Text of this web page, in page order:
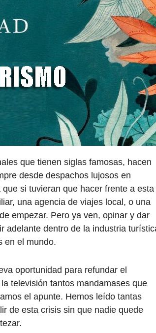
que tienen siglas famosas, hacen
desde despachos lujosos en
si tuvieran que hacer frente a esta
una agencia de viajes local, o una
empezar. Pero ya ven, opinar y dar
adelante dentro de la industria
en el mundo.
oportunidad para refundar el
televisión tantos mandamases que
el apunte. Hemos leído tantas
de esta crisis sin que nadie quede